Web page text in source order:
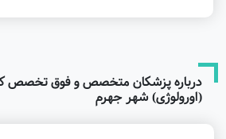
درباره پزشکان متخصص و فوق تخصص
(اورولوژی) شهر جهرم